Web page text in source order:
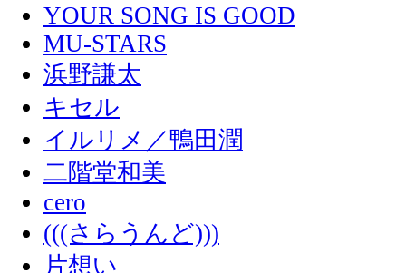
YOUR SONG IS GOOD
MU-STARS
浜野謙太
キセル
イルリメ／鴨田潤
二階堂和美
cero
(((さらうんど)))
片想い